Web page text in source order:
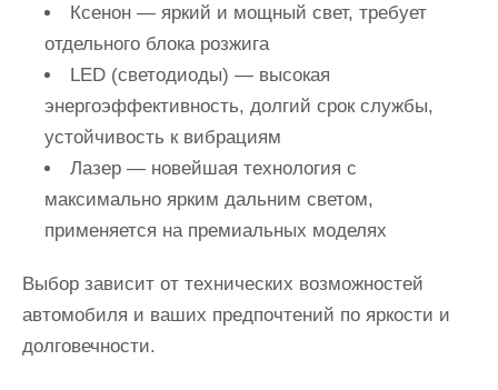
Ксенон — яркий и мощный свет, требует
отдельного блока розжига
LED (светодиоды) — высокая
энергоэффективность, долгий срок службы,
устойчивость к вибрациям
Лазер — новейшая технология с
максимально ярким дальним светом,
применяется на премиальных моделях
Выбор зависит от технических возможностей
автомобиля и ваших предпочтений по яркости и
долговечности.